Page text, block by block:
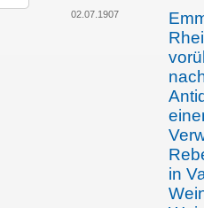
02.07.1907
in